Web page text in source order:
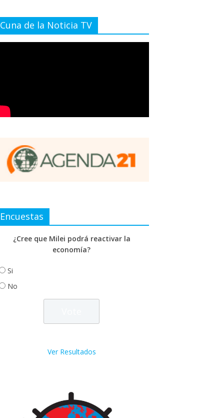
Cuna de la Noticia TV
Encuestas
¿Cree que Milei podrá reactivar la
economía?
Si
No
Ver Resultados